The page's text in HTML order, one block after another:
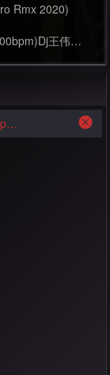
Rmx 2020)
王伟然Rmx